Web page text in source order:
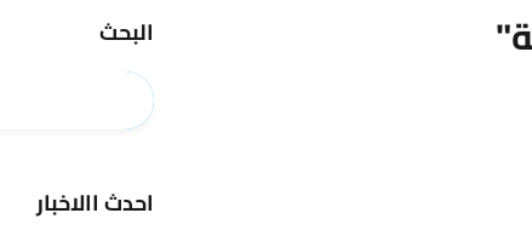
البحث
احدث االاخبار